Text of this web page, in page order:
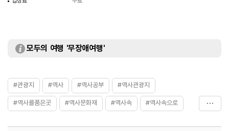
모두의 여행 '무장애여행'
#관광지 #역사 #역사공부 #역사관광지
#역사를품은곳 #역사문화재 #역사속 #역사속으로